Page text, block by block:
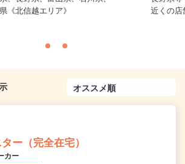
《北信越エリア》
近くの店
ー（完全在宅）
カー